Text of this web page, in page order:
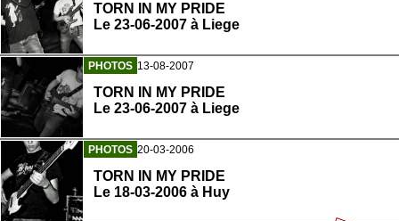
TORN IN MY PRIDE
Le 23-06-2007 à Liege
PHOTOS 13-08-2007
TORN IN MY PRIDE
Le 23-06-2007 à Liege
PHOTOS 20-03-2006
TORN IN MY PRIDE
Le 18-03-2006 à Huy